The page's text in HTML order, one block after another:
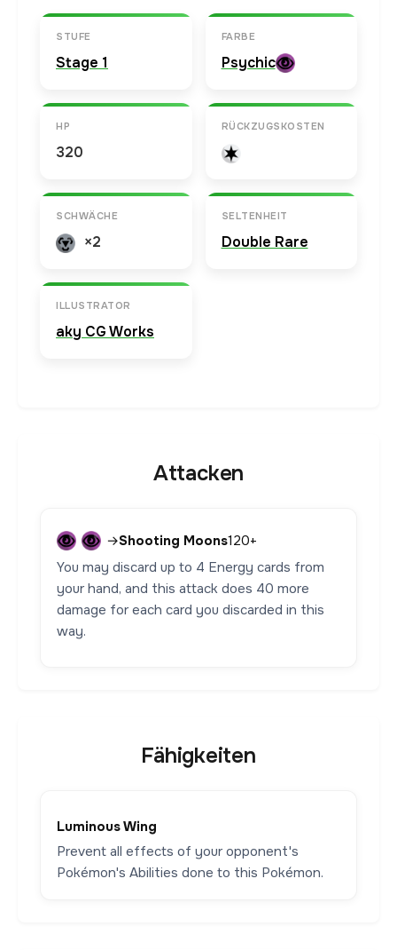
STUFE
Stage 1
FARBE
Psychic
HP
320
RÜCKZUGSKOSTEN
SCHWÄCHE
×2
SELTENHEIT
Double Rare
ILLUSTRATOR
aky CG Works
Attacken
→Shooting Moons120+
You may discard up to 4 Energy cards from
your hand, and this attack does 40 more
damage for each card you discarded in this
way.
Fähigkeiten
Luminous Wing
Prevent all effects of your opponent's
Pokémon's Abilities done to this Pokémon.